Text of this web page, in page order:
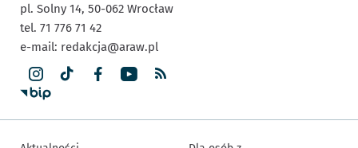
pl. Solny 14, 50-062 Wrocław
tel. 71 776 71 42
e-mail: redakcja@araw.pl